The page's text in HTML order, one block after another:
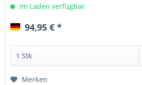
Im Laden verfügbar
94,95 € *
Merken